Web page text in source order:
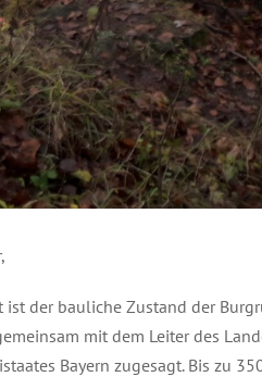
der bauliche Zustand der
mit dem Leiter des
Bayern zugesagt. Bis zu